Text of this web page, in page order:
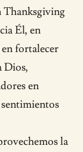
Thanksgiving
Él, en
fortalecer
Dios,
en
la